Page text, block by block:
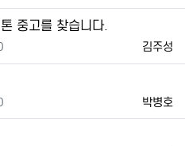
중고를 찾습니다.
등록자
김주성
천
등록자
박병호
천